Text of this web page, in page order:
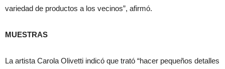
variedad de productos a los vecinos”, afirmó.
MUESTRAS
La artista Carola Olivetti indicó que trató “hacer pequeños detalles